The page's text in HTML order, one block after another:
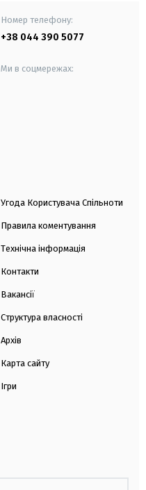
Номер телефону:
+38 044 390 5077
Ми в соцмережах:
Угода Користувача Спільноти
Правила коментування
Технічна інформація
Контакти
Вакансії
Структура власності
Архів
Карта сайту
Ігри